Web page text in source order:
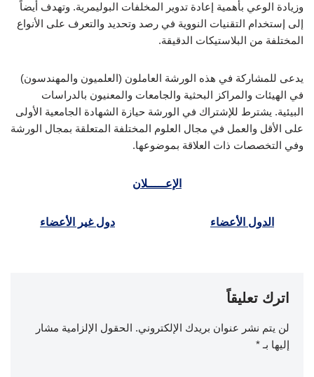
وزيادة الوعي بأهمية إعادة تدوير المخلفات البوليمرية. وتهدف أيضاً
إلى إستخدام التقنيات النووية في رصد وتحديد والتعرف على الأنواع
المختلفة من البلاستيكات الدقيقة.
يدعى للمشاركة في هذه الورشة العاملون (العلميون والمهندسون)
في الهيئات والمراكز البحثية والجامعات والمعنيون بالدراسات
البيئية. يشترط للإشتراك في الورشة حيازة الشهادة الجامعية الأولى
على الأقل والعمل في مجال العلوم المختلفة المتعلقة بمجال الورشة
وفي التخصصات ذات العلاقة بموضوعها.
الإعـــــلان
الدول الأعضاء دول غير الأعضاء
اترك تعليقاً
لن يتم نشر عنوان بريدك الإلكتروني. الحقول الإلزامية مشار
إليها بـ *